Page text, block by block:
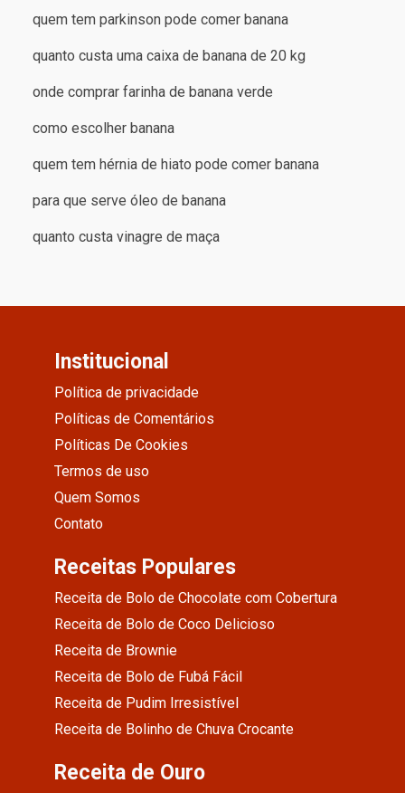
quem tem parkinson pode comer banana
quanto custa uma caixa de banana de 20 kg
onde comprar farinha de banana verde
como escolher banana
quem tem hérnia de hiato pode comer banana
para que serve óleo de banana
quanto custa vinagre de maça
Institucional
Política de privacidade
Políticas de Comentários
Políticas De Cookies
Termos de uso
Quem Somos
Contato
Receitas Populares
Receita de Bolo de Chocolate com Cobertura
Receita de Bolo de Coco Delicioso
Receita de Brownie
Receita de Bolo de Fubá Fácil
Receita de Pudim Irresistível
Receita de Bolinho de Chuva Crocante
Receita de Ouro